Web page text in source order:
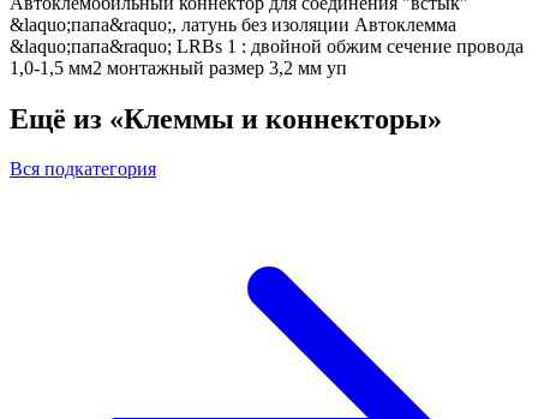
&laquo;папа&raquo;, латунь без изоляции Автоклемма
&laquo;папа&raquo; LRBs 1 : двойной обжим сечение провода
1,0-1,5 мм2 монтажный размер 3,2 мм уп
Ещё из «Клеммы и коннекторы»
Вся подкатегория